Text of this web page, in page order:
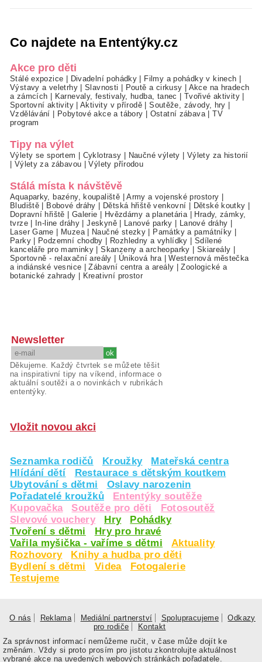
Co najdete na Ententýky.cz
Akce pro děti
Stálé expozice Divadelní pohádky Filmy a pohádky v kinech
Výstavy a veletrhy|Slavnosti Poutě a cirkusy
Akce na hradech
a zámcích
Karnevaly, festivaly, hudba, tanec Tvořivé aktivity
Sportovní aktivity|Aktivity v přírodě |Soutěže, závody, hry
Vzdělávání
Pobytové akce a tábory Ostatní zábava |TV
program
Tipy na výlet
Výlety se sportem Cyklotrasy Naučné výlety
Výlety za historií
Výlety za zábavou |Výlety přírodou
Stálá místa k návštěvě
Aquaparky, bazény, koupaliště |Army a vojenské prostory
Bludiště
Bobové dráhy Dětská hřiště venkovní Dětské koutky
Dopravní hřiště
Galerie Hvězdárny a planetária
Hrady, zámky,
tvrze| In-line dráhy |Jeskyně| Lanové parky Lanové dráhy
Laser Game
Muzea| Naučné stezky Památky a památníky
Parky| Podzemní chodby Rozhledny a vyhlídky
Sdílené
kanceláře pro maminky |Skanzeny a archeoparky Skiareály
Sportovně - relaxační areály
Úniková hra |Westernová městečka
a indiánské vesnice |Zábavní centra a areály |Zoologické a
botanické zahrady
Kreativní prostor
Newsletter
Děkujeme. Každý čtvrtek se můžete těšit
na inspirativní tipy na víkend, informace o
aktuální soutěži a o novinkách v rubrikách
ententýky.
Vložit novou akci
Seznamka rodičů Kroužky
Mateřská centra
Hlídání dětí
Restaurace s dětským koutkem
Ubytování s dětmi
Oslavy narozenin
Pořadatelé kroužků
Ententýky soutěže
Kupovačka
Soutěže pro děti
Fotosoutěž
Slevové vouchery
Hry
Pohádky
Tvoření s dětmi
Hry pro hravé
Vařila myšička - vaříme s dětmi
Aktuality
Rozhovory
Knihy a hudba pro děti
Bydlení s dětmi
Videa
Fotogalerie
Testujeme
O nás Reklama Mediální partnerství Spolupracujeme
Odkazy
pro rodiče
Kontakt
Za správnost informací nemůžeme ručit, v čase může dojít ke
změnám. Vždy si proto prosím pro jistotu zkontrolujte aktuálnost
vybrané akce na uvedených webových stránkách pořadatele.